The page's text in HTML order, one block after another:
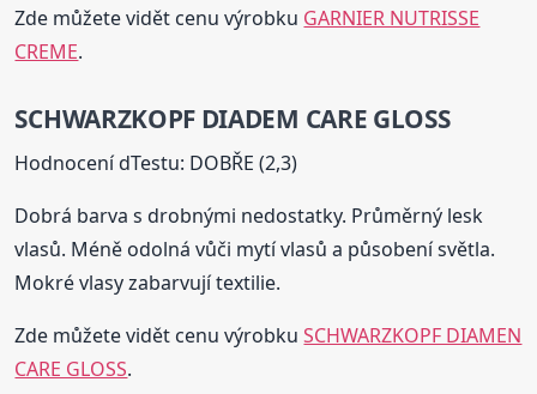
Zde můžete vidět cenu výrobku GARNIER NUTRISSE
CREME.
SCHWARZKOPF DIADEM CARE GLOSS
Hodnocení dTestu: DOBŘE (2,3)
Dobrá barva s drobnými nedostatky. Průměrný lesk
vlasů. Méně odolná vůči mytí vlasů a působení světla.
Mokré vlasy zabarvují textilie.
Zde můžete vidět cenu výrobkuSCHWARZKOPF DIAMEN
CARE GLOSS.